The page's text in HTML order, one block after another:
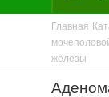
Главная
железы